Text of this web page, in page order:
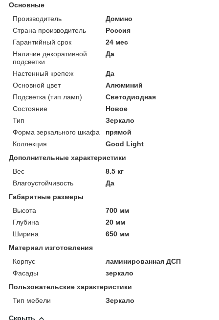
Основные
Производитель
Домино
Страна производитель
Россия
Гарантийный срок
24 мес
Наличие декоративной
подсветки
Да
Настенный крепеж
Да
Основной цвет
Алюминий
Подсветка (тип ламп)
Светодиодная
Состояние
Новое
Тип
Зеркало
Форма зеркального шкафа
прямой
Коллекция
Good Light
Дополнительные характеристики
Вес
8.5 кг
Влагоустойчивость
Да
Габаритные размеры
Высота
700 мм
Глубина
20 мм
Ширина
650 мм
Материал изготовления
Корпус
ламинированная ДСП
Фасады
зеркало
Пользовательские характеристики
Тип мебели
Зеркало
Скрыть